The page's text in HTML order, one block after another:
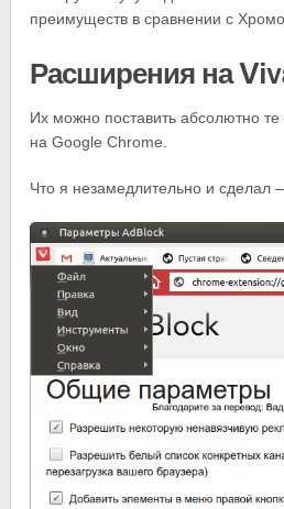
преимуществ в сравнении с
Расширения на
Их можно поставить абсолютно
на Google Chrome.
Что я незамедлительно и сделал